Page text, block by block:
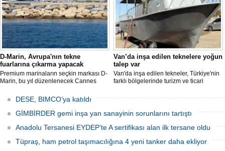
D-Marin, Avrupa'nın tekne
fuarlarına çıkarma yapacak
Premium marinaların seçkin markası D-
Marin, bu yıl düzenlenecek Cannes
Uluslararası Tekne Fuarı'nda
ziyaretçileriyle yeniden buluşmaya
hazırlanıyor.
Van’da inşa edilen teknelere yoğun
talep var
Van'da inşa edilen tekneler, Türkiye'nin
farklı bölgelerinde turizm ve ticari
göllerle buluşuyor. Müşterilerin
tekneler, donanım ve özelliklerine göre
şekillendirilerek teslim ediliyor.
DESE, BIMCO’ya katıldı
GİMBİRDER gemi inşa yan sanayinin sorunlarını tartıştı
Anadolu Tersanesi EYDEP’te A sertifikası alan ilk tersane oldu
Tüpraş, ham petrol taşımacılığına 4 yeni tanker daha ekliyor